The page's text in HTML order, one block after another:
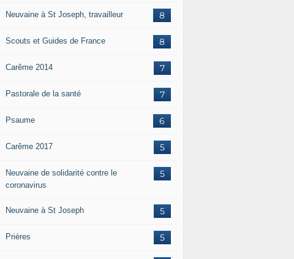
8
Neuvaine à St Joseph, travailleur
8
Scouts et Guides de France
7
Carême 2014
7
Pastorale de la santé
6
Psaume
5
Carême 2017
5
Neuvaine de solidarité contre le
coronavirus
5
Neuvaine à St Joseph
5
Prières